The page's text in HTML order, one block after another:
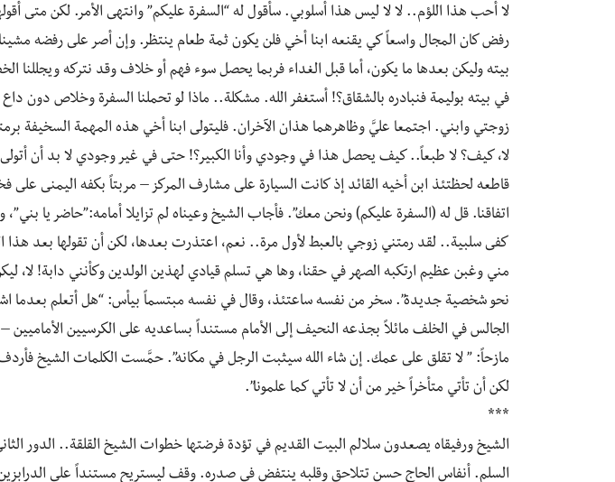
لا أحب هذا اللؤم.. لا لا ليس هذا أسلوبي. سأقول له “السفرة عليكم” وانتهى الأمر. لكن متى
رفض كان المجال واسعاً كي يقنعه ابنا أخي فلن يكون ثمة طعام ينتظر. وإن أصر على رفضه مشينا
بيته وليكن بعدها ما يكون، أما قبل الغداء فربما يحصل سوء فهم أو خلاف وقد نتركه ويجللنا
في بيته بوليمة فنبادره بالشقاق؟! أستغفر الله. مشكلة.. ماذا لو تحملنا السفرة وخلاص دون
زوجتي وابني. اجتمعا عليَّ وظاهرهما هذان الآخران. فليتولى ابنا أخي هذه المهمة السخيفة
لا، كيف؟ لا طبعاً.. كيف يحصل هذا في وجودي وأنا الكبير؟! حتى في غير وجودي لا بد أن أتولى
قاطعه لحظتئذ ابن أخيه القائد إذ كانت السيارة على مشارف المركز – مربتاً بكفه اليمنى على
اتفاقنا. قل له (السفرة عليكم) ونحن معك”. فأجاب الشيخ وعيناه لم تزايلا أمامه:”حاضر يا بني”،
كفى سلبية.. لقد رمتني زوجي بالعبط لأول مرة.. نعم، اعتذرت بعدها، لكن أن تقولها بعد هذا
مني وغبن عظيم ارتكبه الصهر في حقنا، وها هي تسلم قيادي لهذين الولدين وكأنني دابة! لا،
نحو شخصية جديدة”. سخر من نفسه ساعتئذ، وقال في نفسه مبتسماً بيأس: “هل أتعلم بعدما
الجالس في الخلف مائلاً بجذعه النحيف إلى الأمام مستنداً بساعديه على الكرسيين
مازحاً: ” لا تقلق على عمك. إن شاء الله سيثبت الرجل في مكانه”. حمَّست الكلمات الشيخ
لكن أن تأتي متأخراً خير من أن لا تأتي كما علمونا”.
***
الشيخ ورفيقاه يصعدون سلالم البيت القديم في تؤدة فرضتها خطوات الشيخ القلقة.. الدور
السلم. أنفاس الحاج حسن تتلاحق وقلبه ينتفض في صدره. وقف ليستريح مستنداً على الدرابزين